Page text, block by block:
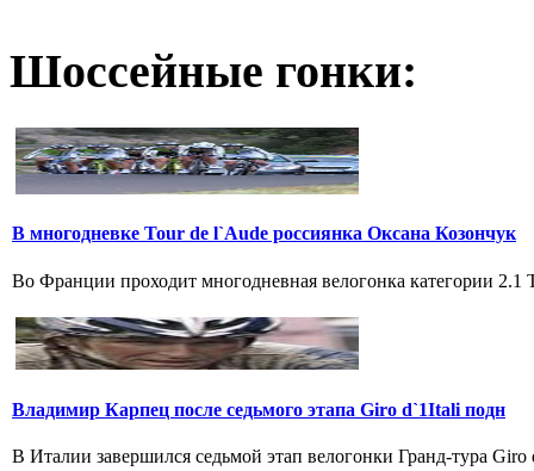
Шоссейные гонки:
В многодневке Tour de l`Aude россиянка Оксана Козончук
Во Франции проходит многодневная велогонка категории
Владимир Карпец после седьмого этапа Giro d`1Itali подн
В Италии завершился седьмой этап велогонки Гранд-тура